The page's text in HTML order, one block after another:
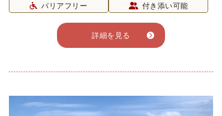
バリアフリー
付き添い可能
詳細を見る